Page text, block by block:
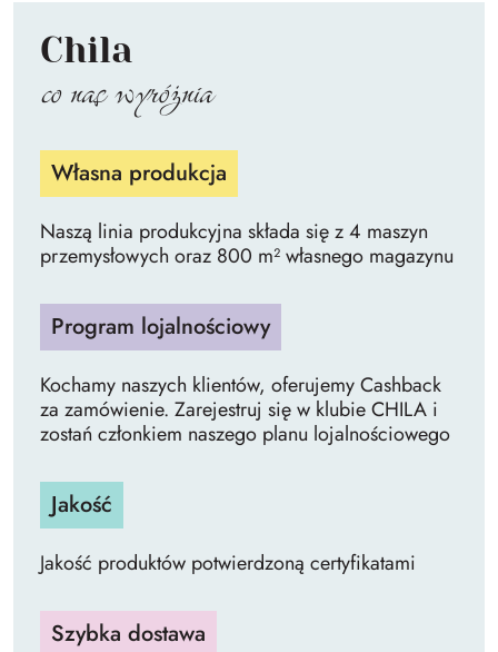
Chila
co nas wyróżnia
Własna produkcja
Naszą linia produkcyjna składa się z 4 maszyn
przemysłowych oraz 800 m² własnego magazynu
Program lojalnościowy
Kochamy naszych klientów, oferujemy Cashback
za zamówienie. Zarejestruj się w klubie CHILA i
zostań członkiem naszego planu lojalnościowego
Jakość
Jakość produktów potwierdzoną certyfikatami
Szybka dostawa